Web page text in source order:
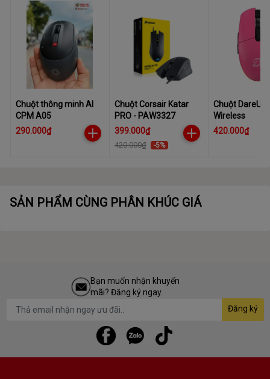
Chuột thông minh AI
CPM A05
290.000₫
Chuột Corsair Katar
PRO - PAW3327
399.000₫
420.000₫ -5%
Chuột DareU
Wireless
420.000₫
SẢN PHẨM CÙNG PHÂN KHÚC GIÁ
Bạn muốn nhận khuyến
mãi? Đăng ký ngay.
Đăng ký